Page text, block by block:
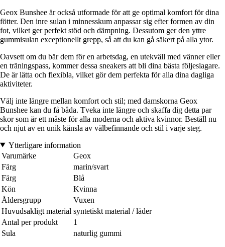
Geox Bunshee är också utformade för att ge optimal komfort för dina
fötter. Den inre sulan i minnesskum anpassar sig efter formen av din
fot, vilket ger perfekt stöd och dämpning. Dessutom ger den yttre
gummisulan exceptionellt grepp, så att du kan gå säkert på alla ytor.
Oavsett om du bär dem för en arbetsdag, en utekväll med vänner eller
en träningspass, kommer dessa sneakers att bli dina bästa följeslagare.
De är lätta och flexibla, vilket gör dem perfekta för alla dina dagliga
aktiviteter.
Välj inte längre mellan komfort och stil; med damskorna Geox
Bunshee kan du få båda. Tveka inte längre och skaffa dig detta par
skor som är ett måste för alla moderna och aktiva kvinnor. Beställ nu
och njut av en unik känsla av välbefinnande och stil i varje steg.
Ytterligare information
Varumärke
Geox
Färg
marin/svart
Färg
Blå
Kön
Kvinna
Åldersgrupp
Vuxen
Huvudsakligt material syntetiskt material / läder
Antal per produkt
1
Sula
naturlig gummi